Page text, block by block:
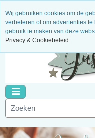
nieuwe artikelen
Wij gebruiken cookies om de
verbeteren of om advertenties
gebruik te maken van deze
Privacy & Cookiebeleid